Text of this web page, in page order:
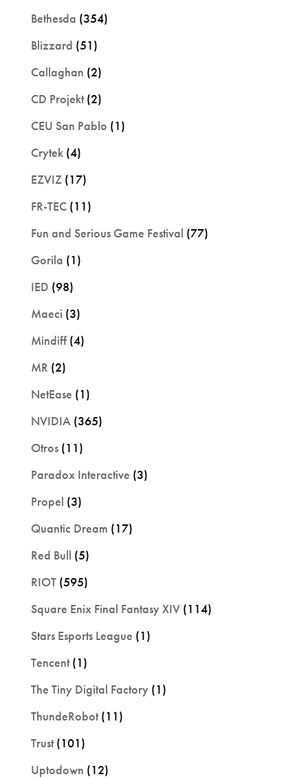
Bethesda (354)
Blizzard (51)
Callaghan (2)
CD Projekt(2)
CEU San Pablo (1)
Crytek(4)
EZVIZ(17)
FR-TEC(11)
Fun and Serious Game Festival (77)
Gorila (1)
IED (98)
Maeci (3)
Mindiff(4)
MR (2)
NetEase (1)
NVIDIA(365)
Otros(11)
Paradox Interactive (3)
Propel (3)
Quantic Dream (17)
Red Bull (5)
RIOT(595)
Square Enix Final Fantasy XIV(114)
Stars Esports League (1)
Tencent(1)
The Tiny Digital Factory(1)
ThundeRobot(11)
Trust(101)
Uptodown (12)